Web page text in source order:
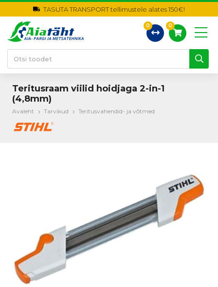
TASUTA TRANSPORT tellimustele alates 150€!
0 0
Teritusraam viilid hoidjaga 2-in-1
(4,8mm)
Avaleht Tarvikud Teritusvahendid- ja võtmed